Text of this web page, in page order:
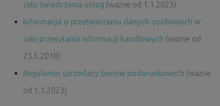
celu świadczenia usług (ważne od 1.1.2023)
Informacja o przetwarzaniu danych osobowych w
celu przesyłania informacji handlowych (ważne od
23.5.2018)
Regulamin sprzedaży bonów podarunkowych (ważne
od 1.1.2023)